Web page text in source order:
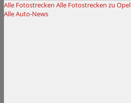
Alle Fotostrecken Alle Fotostrecken zu Opel
Alle Auto-News